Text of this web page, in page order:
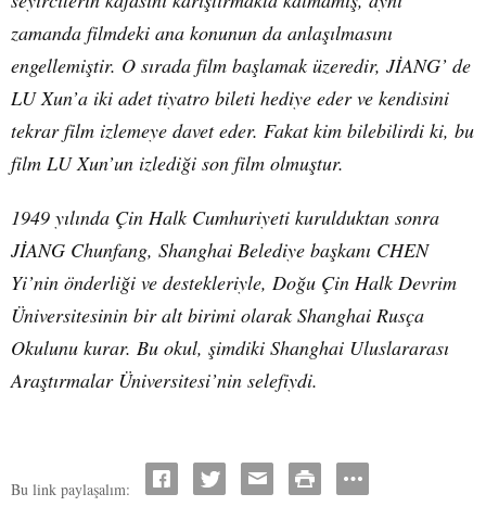
zamanda filmdeki ana konunun da anlaşılmasını
engellemiştir. O sırada film başlamak üzeredir, JİANG’ de
LU Xun’a iki adet tiyatro bileti hediye eder ve kendisini
tekrar film izlemeye davet eder. Fakat kim bilebilirdi ki, bu
film LU Xun’un izlediği son film olmuştur.
1949 yılında Çin Halk Cumhuriyeti kurulduktan sonra
JİANG Chunfang, Shanghai Belediye başkanı CHEN
Yi’nin önderliği ve destekleriyle, Doğu Çin Halk Devrim
Üniversitesinin bir alt birimi olarak Shanghai Rusça
Okulunu kurar. Bu okul, şimdiki Shanghai Uluslararası
Araştırmalar Üniversitesi’nin selefiydi.
Bu link paylaşalım: